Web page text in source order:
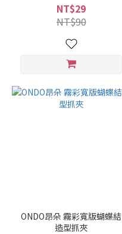
NT$29
NT$90
ONDO昂朵 霧彩寬版蝴蝶結
造型抓夾